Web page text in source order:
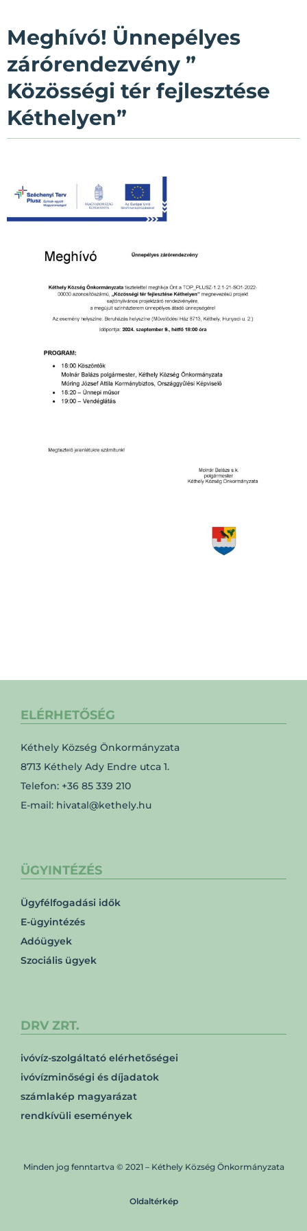
Meghívó! Ünnepélyes
zárórendezvény ”
Közösségi tér fejlesztése
Kéthelyen”
ELÉRHETŐSÉG
Kéthely Község Önkormányzata
8713 Kéthely Ady Endre utca 1.
Telefon: +36 85 339 210
E-mail: hivatal@kethely.hu
ÜGYINTÉZÉS
Ügyfélfogadási idők
E-ügyintézés
Adóügyek
Szociális ügyek
DRV ZRT.
ivóvíz-szolgáltató elérhetőségei
ivóvízminőségi és díjadatok
számlakép magyarázat
rendkívüli események
Minden jog fenntartva © 2021 – Kéthely Község Önkormányzata
Oldaltérkép